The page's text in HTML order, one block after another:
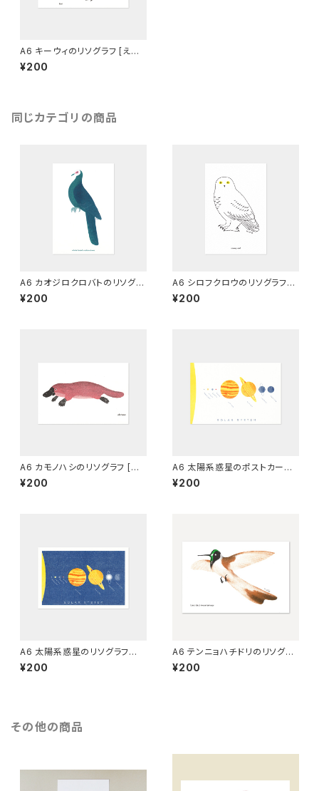
A6 キーウィのリソグラフ [えん
じ]
¥200
同じカテゴリの商品
A6 カオジロクロバトのリソグラ
フ
¥200
A6 シロフクロウのリソグラフ
[マーメイド]
¥200
A6 カモノハシのリソグラフ [え
んじ]
¥200
A6 太陽系惑星のポストカード
（白）[グラフィー]
¥200
A6 太陽系惑星のリソグラフ
（青）[グラフィー]
¥200
A6 テンニョハチドリのリソグラ
フ
¥200
その他の商品